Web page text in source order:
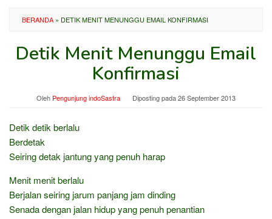
BERANDA » DETIK MENIT MENUNGGU EMAIL KONFIRMASI
Detik Menit Menunggu Email
Konfirmasi
Oleh Pengunjung indoSastra Diposting pada26 September 2013
Detik detik berlalu
Berdetak
Seiring detak jantung yang penuh harap
Menit menit berlalu
Berjalan seiring jarum panjang jam dinding
Senada dengan jalan hidup yang penuh penantian